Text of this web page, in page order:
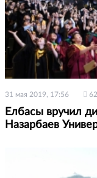
31 мая 2019, 17:56
Елбасы вручил
Назарбаев